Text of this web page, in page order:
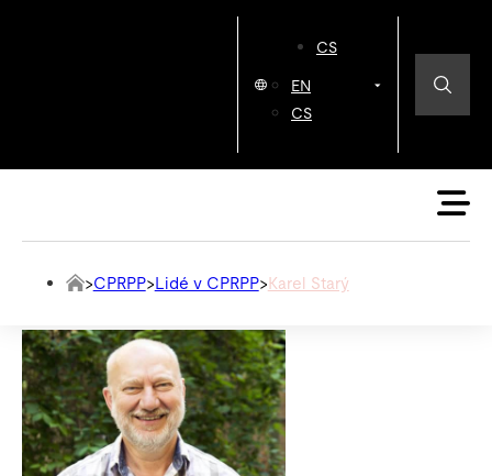
CS
EN
CS
>CPRPP> Lidé v CPRPP> Karel Starý